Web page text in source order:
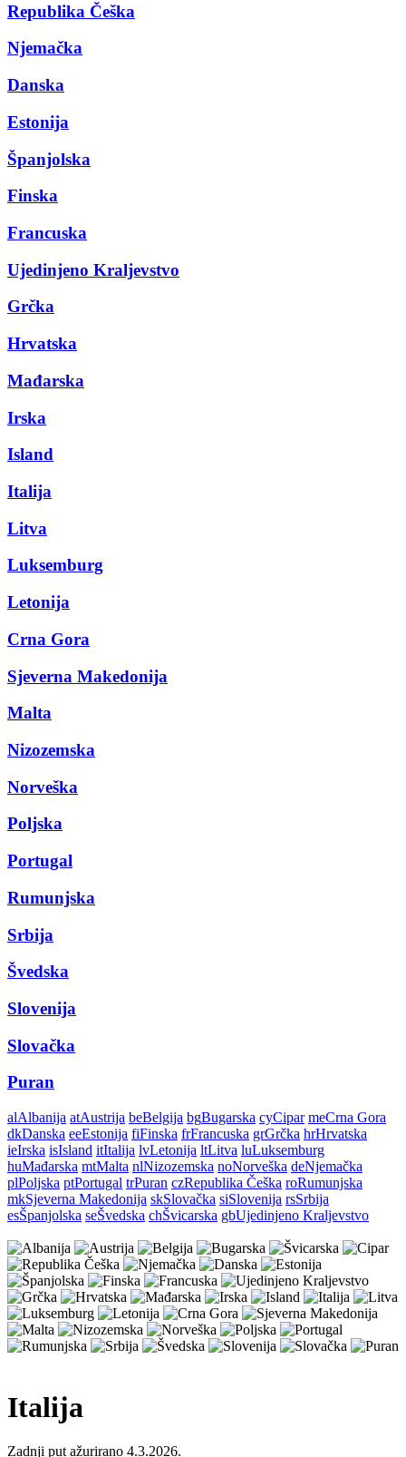
Republika Češka
Njemačka
Danska
Estonija
Španjolska
Finska
Francuska
Ujedinjeno Kraljevstvo
Grčka
Hrvatska
Mađarska
Irska
Island
Italija
Litva
Luksemburg
Letonija
Crna Gora
Sjeverna Makedonija
Malta
Nizozemska
Norveška
Poljska
Portugal
Rumunjska
Srbija
Švedska
Slovenija
Slovačka
Puran
alAlbanija atAustrija beBelgija bgBugarska cyCipar meCrna Gora
dkDanska eeEstonija fiFinska frFrancuska grGrčka hrHrvatska
ieIrska isIsland itItalija lvLetonija ltLitva luLuksemburg
huMađarska mtMalta nlNizozemska noNorveška deNjemačka
plPoljska ptPortugal trPuran czRepublika Češka roRumunjska
mkSjeverna Makedonija skSlovačka siSlovenija rsSrbija
esŠpanjolska seŠvedska chŠvicarska gbUjedinjeno Kraljevstvo
Italija
Zadnji put ažurirano 4.3.2026.